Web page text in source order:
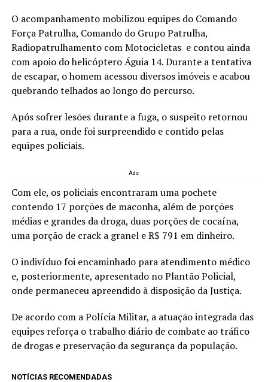
O acompanhamento mobilizou equipes do Comando
Força Patrulha, Comando do Grupo Patrulha,
Radiopatrulhamento com Motocicletas e contou ainda
com apoio do helicóptero Águia 14. Durante a tentativa
de escapar, o homem acessou diversos imóveis e acabou
quebrando telhados ao longo do percurso.
Após sofrer lesões durante a fuga, o suspeito retornou
para a rua, onde foi surpreendido e contido pelas
equipes policiais.
Ads
Com ele, os policiais encontraram uma pochete
contendo 17 porções de maconha, além de porções
médias e grandes da droga, duas porções de cocaína,
uma porção de crack a granel e R$ 791 em dinheiro.
O indivíduo foi encaminhado para atendimento médico
e, posteriormente, apresentado no Plantão Policial,
onde permaneceu apreendido à disposição da Justiça.
De acordo com a Polícia Militar, a atuação integrada das
equipes reforça o trabalho diário de combate ao tráfico
de drogas e preservação da segurança da população.
NOTÍCIAS RECOMENDADAS